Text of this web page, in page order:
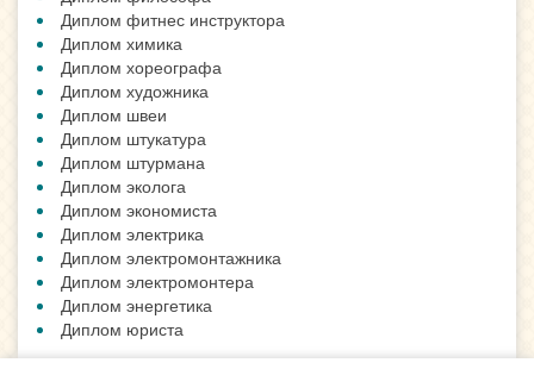
Диплом фитнес инструктора
Диплом химика
Диплом хореографа
Диплом художника
Диплом швеи
Диплом штукатура
Диплом штурмана
Диплом эколога
Диплом экономиста
Диплом электрика
Диплом электромонтажника
Диплом электромонтера
Диплом энергетика
Диплом юриста